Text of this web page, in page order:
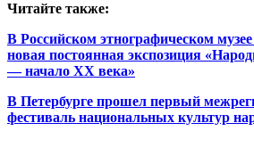
Читайте также:
В Российском этнографическом
новая постоянная экспозиция
— начало XX века»
В Петербурге прошел первый
фестиваль национальных культур